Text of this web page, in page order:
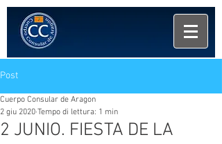
Post
2 JUNIO. FIESTA DE LA
Cuerpo Consular de Aragon
2 giu 2020 Tempo di lettura: 1 min